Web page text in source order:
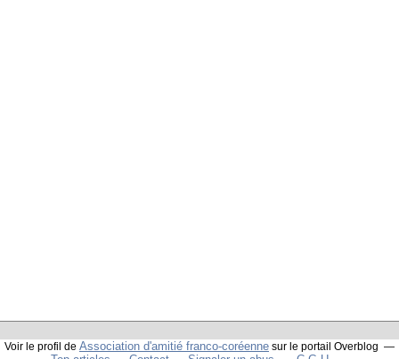
Voir le profil de Association d'amitié franco-coréenne sur le portail Overblog